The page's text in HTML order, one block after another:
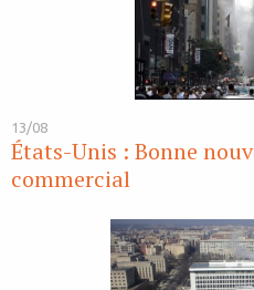
13/08
États-Unis : Bonne
commercial